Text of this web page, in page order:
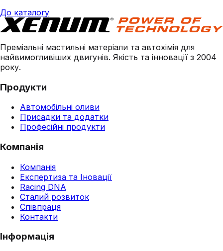
До каталогу
Преміальні мастильні матеріали та автохімія для
найвимогливіших двигунів. Якість та інновації з 2004
року.
Продукти
Автомобільні оливи
Присадки та додатки
Професійні продукти
Компанія
Компанія
Експертиза та Іновації
Racing DNA
Сталий розвиток
Співпраця
Контакти
Інформація